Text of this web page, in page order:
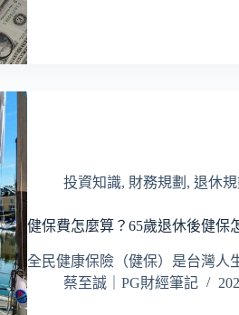
投資知識, 財務規劃 , 退休規
健保費怎麼算？65歲退休後健保
全民健康保險（健保）是台灣人
蔡至誠｜PG財經筆記